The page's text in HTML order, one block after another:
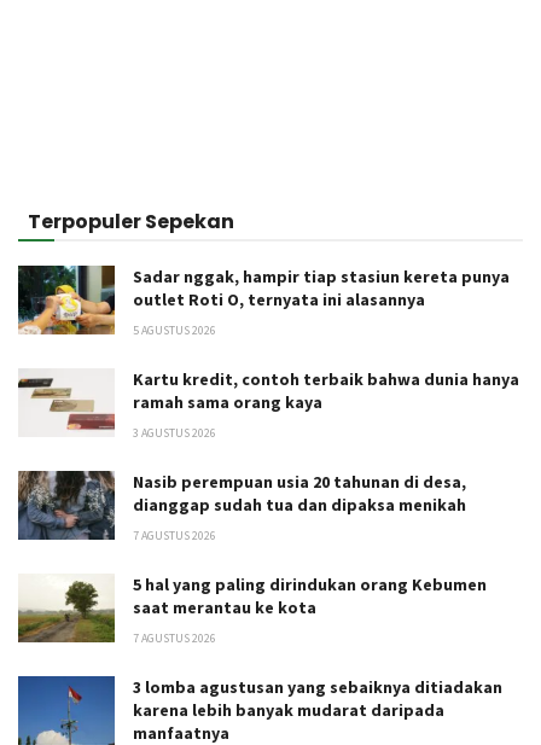
Terpopuler Sepekan
Sadar nggak, hampir tiap stasiun kereta punya
outlet Roti O, ternyata ini alasannya
5 AGUSTUS 2026
Kartu kredit, contoh terbaik bahwa dunia hanya
ramah sama orang kaya
3 AGUSTUS 2026
Nasib perempuan usia 20 tahunan di desa,
dianggap sudah tua dan dipaksa menikah
7 AGUSTUS 2026
5 hal yang paling dirindukan orang Kebumen
saat merantau ke kota
7 AGUSTUS 2026
3 lomba agustusan yang sebaiknya ditiadakan
karena lebih banyak mudarat daripada
manfaatnya